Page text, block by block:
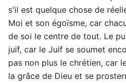
s'il est quelque chose de
Moi et son égoïsme, car
de soi le centre de tout. Le
juif, car le Juif se soumet
pas non plus le chrétien, car
la grâce de Dieu et se